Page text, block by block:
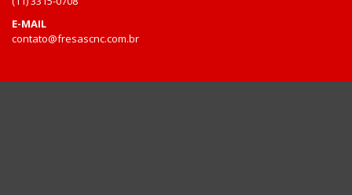
E-MAIL
contato@fresascnc.com.br